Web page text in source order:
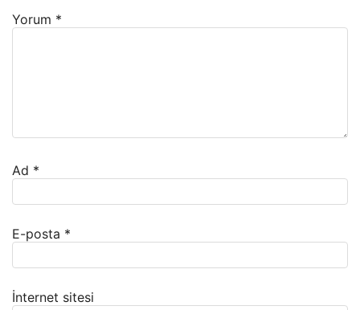
Yorum *
Ad *
E-posta *
İnternet sitesi